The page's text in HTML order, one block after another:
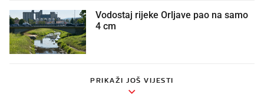
Vodostaj rijeke Orljave pao na samo
4 cm
PRIKAŽI JOŠ VIJESTI